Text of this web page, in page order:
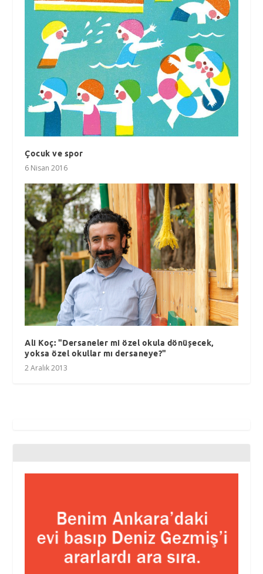
Çocuk ve spor
6 Nisan 2016
Ali Koç: "Dersaneler mi özel okula dönüşecek,
yoksa özel okullar mı dersaneye?"
2 Aralık 2013